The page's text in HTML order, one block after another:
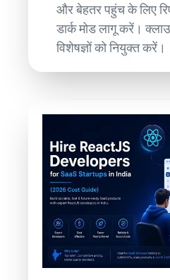
और बेहतर पहुंच के लिए
डार्क मोड लागू करें।
विशेषज्ञों को नियुक्त करें।